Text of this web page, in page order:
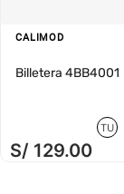
CALIMOD
Billetera 4BB4001
TU
S/ 129.00